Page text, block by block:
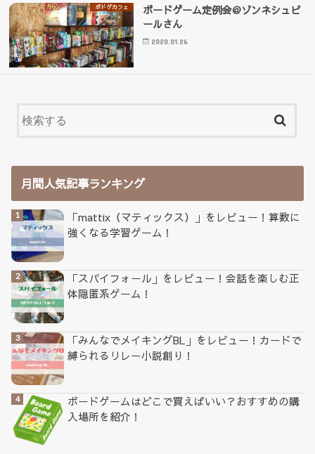
ボドゲカフェ
ボードゲーム定例会＠ゾンネシュピ
ールさん
2020.01.26
月間人気記事ランキング
「mattix（マティックス）」をレビュー！算数に
強くなる学習ゲーム！
「スパイフォール」をレビュー！会話を楽しむ正
体隠匿系ゲーム！
「みんなでメイキングBL」をレビュー！カードで
縛られるリレー小説創り！
ボードゲームはどこで買えばいい？おすすめの購
入場所を紹介！